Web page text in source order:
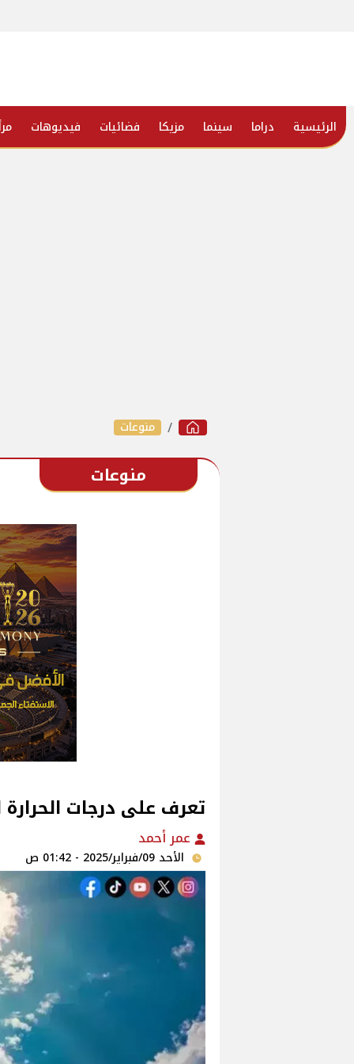
الرئيسية دراما سينما مزيكا فضائيات فيديوهات
منوعات
منوعات
تعرف على درجات الحرارة
عمر أحمد
الأحد 09/فبراير/2025 - 01:42 ص